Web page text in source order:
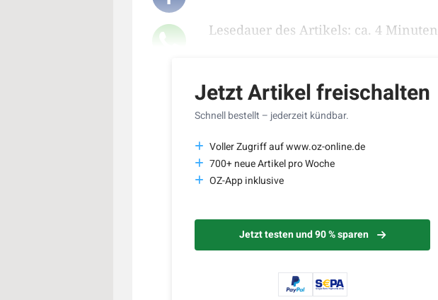
Lesedauer des Artikels: ca. 4 Minuten
Jetzt Artikel freischalten
Schnell bestellt – jederzeit kündbar.
Voller Zugriff auf www.oz-online.de
700+ neue Artikel pro Woche
OZ-App inklusive
Jetzt testen und 90 % sparen